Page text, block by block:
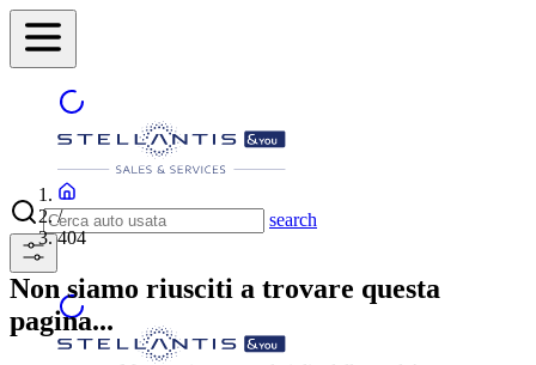
search
/
404
Non siamo riusciti a trovare questa
pagina...